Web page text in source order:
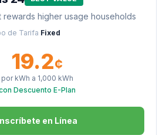
higher usage households
de Tarifa Fixed
19.2¢
por kWh a 1,000 kWh
Descuento E-Plan
en Línea